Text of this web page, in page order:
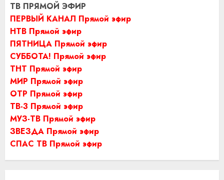
ТВ ПРЯМОЙ ЭФИР
ПЕРВЫЙ КАНАЛ Прямой эфир
НТВ Прямой эфир
ПЯТНИЦА Прямой эфир
СУББОТА! Прямой эфир
ТНТ Прямой эфир
МИР Прямой эфир
ОТР Прямой эфир
ТВ-3 Прямой эфир
МУЗ-ТВ Прямой эфир
ЗВЕЗДА Прямой эфир
СПАС ТВ Прямой эфир